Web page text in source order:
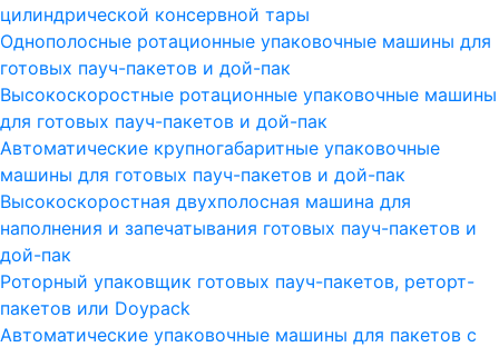
цилиндрической консервной тары
Однополосные ротационные упаковочные машины для
готовых пауч-пакетов и дой-пак
Высокоскоростные ротационные упаковочные машины
для готовых пауч-пакетов и дой-пак
Автоматические крупногабаритные упаковочные
машины для готовых пауч-пакетов и дой-пак
Высокоскоростная двухполосная машина для
наполнения и запечатывания готовых пауч-пакетов и
дой-пак
Роторный упаковщик готовых пауч-пакетов, реторт-
пакетов или Doypack
Автоматические упаковочные машины для пакетов с